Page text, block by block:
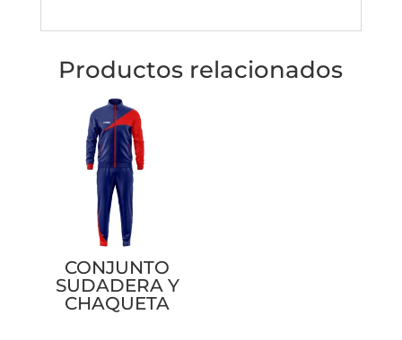
Productos relacionados
CONJUNTO
SUDADERA Y
CHAQUETA